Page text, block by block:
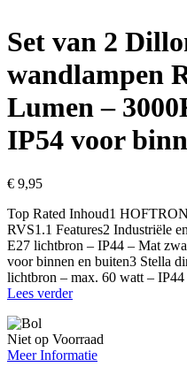
Set van 2
wandlampen
Lumen –
IP54 voor
€ 9,95
Top Rated Inhoud1
RVS1.1 Features2 Industriële
E27 lichtbron – IP44 – Mat
voor binnen en buiten3 Stella
lichtbron – max. 60 watt –
Lees verderSet
Dillon
LED
Niet op Voorraad
Meer Informatie